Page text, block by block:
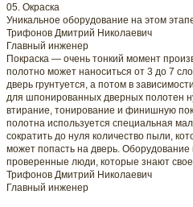
05. Окраска
Уникальное оборудование на этом
Трифонов Дмитрий Николаевич
Главный инженер
Покраска — очень тонкий момент
полотно может наноситься от 3 до 7
дверь грунтуется, а потом в
для шпонированных дверных полотен
втирание, тонирование и финишную
полотна используется специальная
сократить до нуля количество пыли,
может попасть на дверь.
проверенные люди, которые знают свое
Трифонов Дмитрий Николаевич
Главный инженер